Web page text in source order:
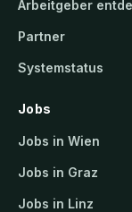
Arbeitgeber
Partner
Systemstatus
Jobs
Jobs in Wien
Jobs in Graz
Jobs in Linz